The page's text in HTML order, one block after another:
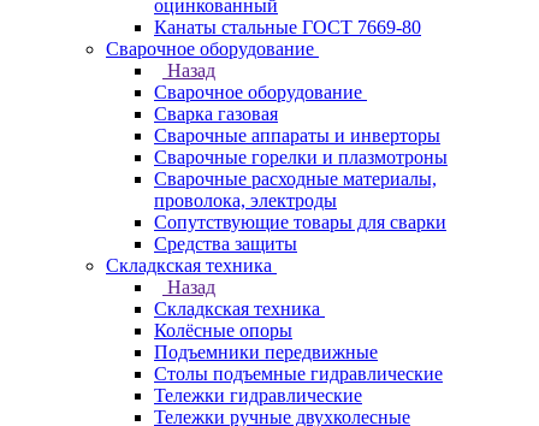
оцинкованный
Канаты стальные ГОСТ 7669-80
Сварочное оборудование
Назад
Сварочное оборудование
Сварка газовая
Сварочные аппараты и инверторы
Сварочные горелки и плазмотроны
Сварочные расходные материалы,
проволока, электроды
Сопутствующие товары для сварки
Средства защиты
Складкская техника
Назад
Складкская техника
Колёсные опоры
Подъемники передвижные
Столы подъемные гидравлические
Тележки гидравлические
Тележки ручные двухколесные